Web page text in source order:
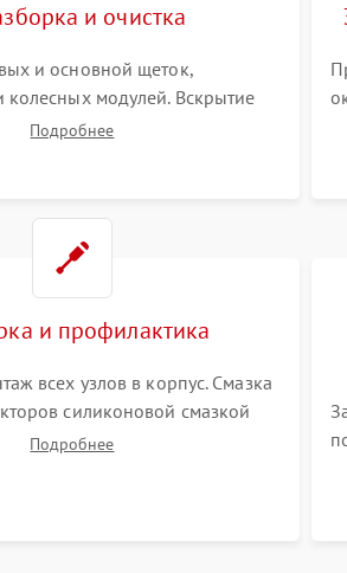
и очистка
и основной щеток,
модулей. Вскрытие
Тщательная очистка внутренних
Подробнее
и профилактика
всех узлов в корпус. Смазка
силиконовой смазкой
Установка новых
Подробнее